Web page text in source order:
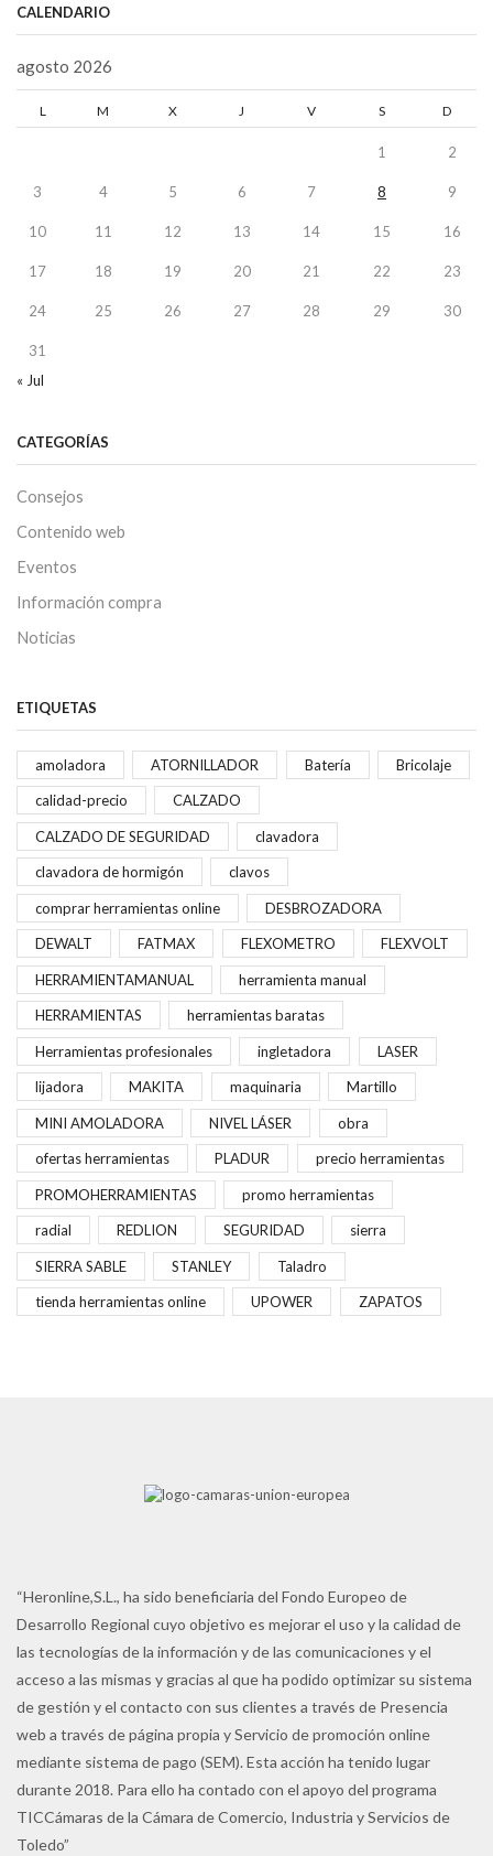
CALENDARIO
agosto 2026
L M X J V S D
1 2
3 4 5 6 7 8 9
10 11 12 13 14 15 16
17 18 19 20 21 22 23
24 25 26 27 28 29 30
31
« Jul
CATEGORÍAS
Consejos
Contenido web
Eventos
Información compra
Noticias
ETIQUETAS
amoladora ATORNILLADOR Batería Bricolaje
calidad-precio CALZADO
CALZADO DE SEGURIDAD clavadora
clavadora de hormigón clavos
comprar herramientas online DESBROZADORA
DEWALT FATMAX FLEXOMETRO FLEXVOLT
HERRAMIENTAMANUAL herramienta manual
HERRAMIENTAS herramientas baratas
Herramientas profesionales ingletadora LASER
lijadora MAKITA maquinaria Martillo
MINI AMOLADORA NIVEL LÁSER obra
ofertas herramientas PLADUR precio herramientas
PROMOHERRAMIENTAS promo herramientas
radial REDLION SEGURIDAD sierra
SIERRA SABLE STANLEY Taladro
tienda herramientas online UPOWER ZAPATOS
“Heronline,S.L., ha sido beneficiaria del Fondo Europeo de
Desarrollo Regional cuyo objetivo es mejorar el uso y la calidad de
las tecnologías de la información y de las comunicaciones y el
acceso a las mismas y gracias al que ha podido optimizar su sistema
de gestión y el contacto con sus clientes a través de Presencia
web a través de página propia y Servicio de promoción online
mediante sistema de pago (SEM). Esta acción ha tenido lugar
durante 2018. Para ello ha contado con el apoyo del programa
TICCámaras de la Cámara de Comercio, Industria y Servicios de
Toledo”